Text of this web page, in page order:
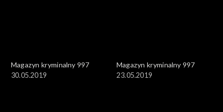
Magazyn kryminalny 997
30.05.2019
Magazyn kryminalny 997
23.05.2019